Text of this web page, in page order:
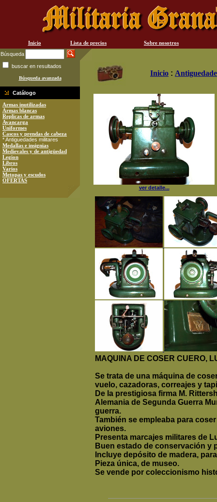
Inicio Lista de precios
Sobre nosotros
Búsqueda
buscar en resultados
Búsqueda avanzada
Catálogo
Armas inutilizadas
Armas blancas
Replicas de armas
Avancarga
Uniformes
Cascos y prendas de cabeza
* Antiguedades militares
Medallas e insignias
Medievales y de antigüedad
Legion
Libros
Varios
Metopas y escudos
OFERTAS
Inicio :
ver detalle...
MAQUINA DE COSER CUERO,
Se trata de una máquina de
vuelo, cazadoras, correajes y
De la prestigiosa firma M.
Alemania de Segunda Guerra
guerra.
También se empleaba para
aviones.
Presenta marcajes militares de
Buen estado de conservación y
Incluye depósito de madera,
Pieza única, de museo.
Se vende por coleccionismo